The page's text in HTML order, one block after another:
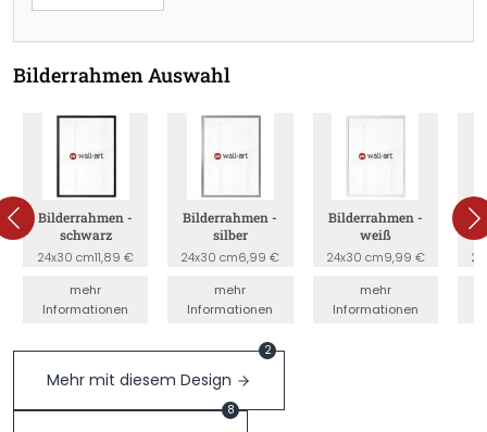
Bilderrahmen Auswahl
Bilderrahmen -
schwarz
24x30 cm11,89 €
mehr
Informationen
Bilderrahmen -
silber
24x30 cm6,99 €
mehr
Informationen
Bilderrahmen -
weiß
24x30 cm9,99 €
mehr
Informationen
Mehr mit diesem Design
2
8